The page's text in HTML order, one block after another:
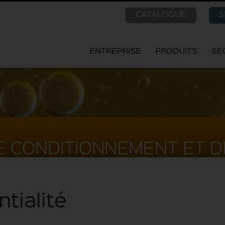
ENTREPRISE PRODUITS
CONDITIONNEMENT ET